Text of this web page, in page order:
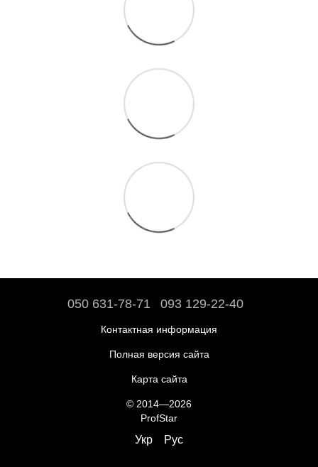
050 631-78-71 093 129-22-40
Контактная информация
Полная версия сайта
Карта сайта
© 2014—2026
ProfStar
Укр Рус